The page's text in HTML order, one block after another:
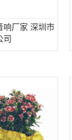
响厂家 深圳市
司